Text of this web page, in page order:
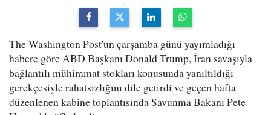
The Washington Post'un çarşamba günü yayımladığı
habere göre ABD Başkanı Donald Trump, İran savaşıyla
bağlantılı mühimmat stokları konusunda yanıltıldığı
gerekçesiyle rahatsızlığını dile getirdi ve geçen hafta
düzenlenen kabine toplantısında Savunma Bakanı Pete